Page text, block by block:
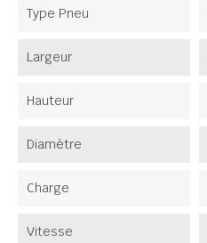
Type Pneu
Largeur
Hauteur
Diamètre
Charge
Vitesse